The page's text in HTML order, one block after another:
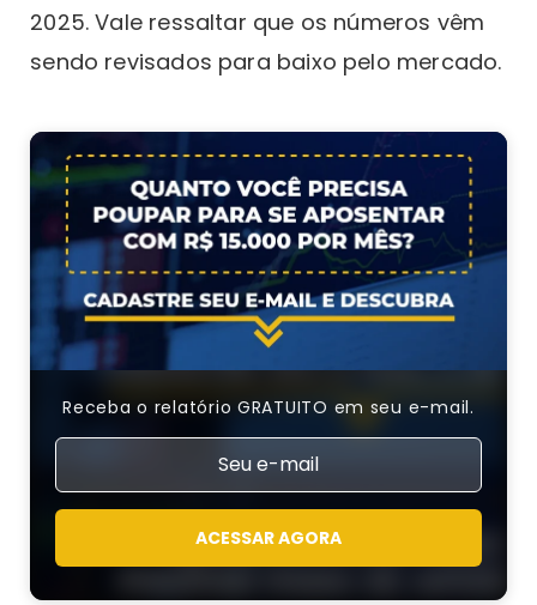
2025. Vale ressaltar que os números vêm
sendo revisados para baixo pelo mercado.
Receba o relatório GRATUITO em seu e-mail.
ACESSAR AGORA